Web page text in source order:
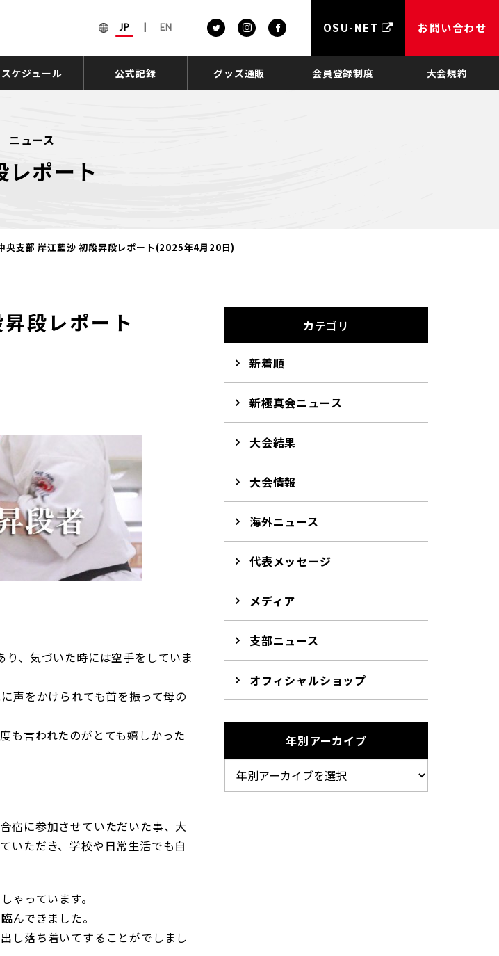
JP EN OSU-NET お問い合わせ
スケジュール 公式記録 グッズ通販 会員登録制度 大会規約
ニュース
レポート
央支部 岸江藍沙 初段昇段レポート(2025年4月20日)
段レポート
、気づいた時には空手をしていま
声をかけられても首を振って母の
も言われたのがとても嬉しかった
宿に参加させていただいた事、大
いただき、学校や日常生活でも自
ゃっています。
んできました。
し落ち着いてすることがでしまし
カテゴリ
新着順
新極真会ニュース
大会結果
大会情報
海外ニュース
代表メッセージ
メディア
支部ニュース
オフィシャルショップ
年別アーカイブ